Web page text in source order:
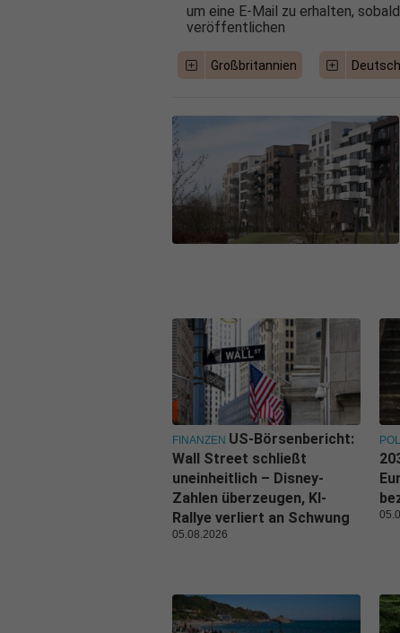
um eine E-Mail zu erhalten,
veröffentlichen
Großbritannien
FINANZEN US-Börsenbericht:
Wall Street schließt
uneinheitlich – Disney-
Zahlen überzeugen, KI-
Rallye verliert an Schwung
05.08.2026